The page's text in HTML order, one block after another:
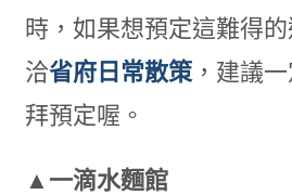
時，如果想預定這難得
洽省府日常散策，建議
拜預定喔。
▲一滴水麵館